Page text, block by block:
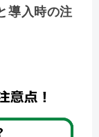
導入時の注